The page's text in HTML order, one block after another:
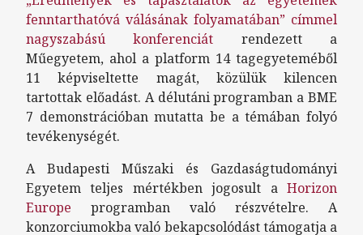
fenntarthatóvá válásának folyamatában” címmel
nagyszabású konferenciát rendezett a
Műegyetem, ahol a platform 14 tagegyeteméből
11 képviseltette magát, közülük kilencen
tartottak előadást. A délutáni programban a BME
7 demonstrációban mutatta be a témában folyó
tevékenységét.
A Budapesti Műszaki és Gazdaságtudományi
Egyetem teljes mértékben jogosult a Horizon
Europe programban való részvételre. A
konzorciumokba való bekapcsolódást támogatja a